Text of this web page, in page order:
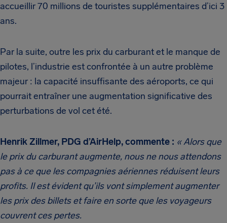
accueillir 70 millions de touristes supplémentaires d’ici 3
ans.
Par la suite, outre les prix du carburant et le manque de
pilotes, l’industrie est confrontée à un autre problème
majeur : la capacité insuffisante des aéroports, ce qui
pourrait entraîner une augmentation significative des
perturbations de vol cet été.
Henrik Zillmer, PDG d’AirHelp, commente : « Alors que
le prix du carburant augmente, nous ne nous attendons
pas à ce que les compagnies aériennes réduisent leurs
profits. Il est évident qu’ils vont simplement augmenter
les prix des billets et faire en sorte que les voyageurs
couvrent ces pertes.